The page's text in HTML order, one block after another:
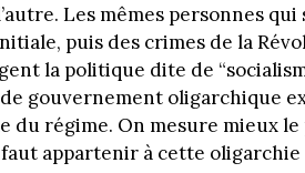
Les mêmes personnes
puis des crimes de la
la politique dite de
gouvernement oligarchique
du régime. On mesure mieux
faut appartenir à cette